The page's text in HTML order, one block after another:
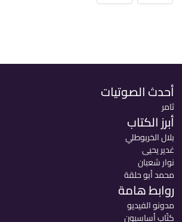
أحدث الصوتيات
ثامر
أبرز الكتاب
بلال الخربوطلي
غدير يحيى
نوار شعبان
محمد أبو حلقة
روابط هامة
مدونو الفيديو
كتّاب أساسيون